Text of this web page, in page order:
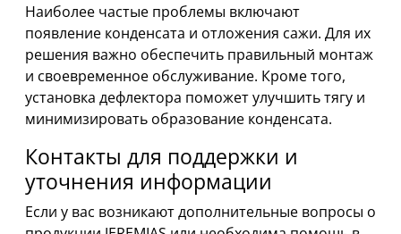
Наиболее частые проблемы включают
появление конденсата и отложения сажи. Для их
решения важно обеспечить правильный монтаж
и своевременное обслуживание. Кроме того,
установка дефлектора поможет улучшить тягу и
минимизировать образование конденсата.
Контакты для поддержки и
уточнения информации
Если у вас возникают дополнительные вопросы о